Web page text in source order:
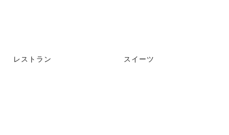
レストラン スイーツ